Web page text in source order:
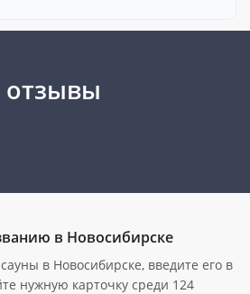
отзывы
в Новосибирске
в Новосибирске, введите его в
нужную карточку среди 124